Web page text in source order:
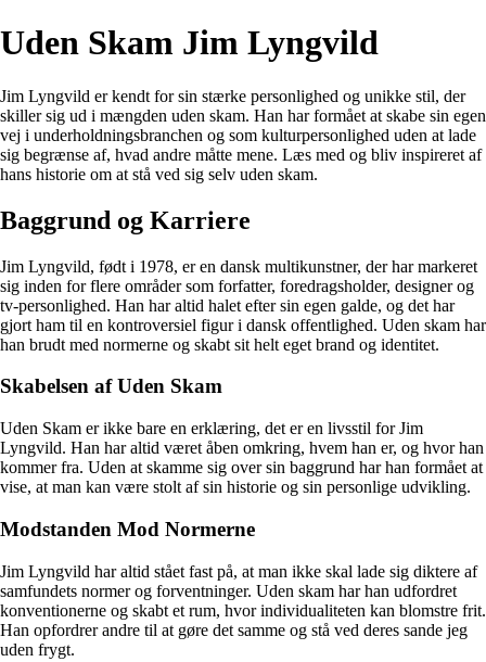
Uden Skam Jim Lyngvild
Jim Lyngvild er kendt for sin stærke personlighed og unikke stil, der
skiller sig ud i mængden uden skam. Han har formået at skabe sin egen
vej i underholdningsbranchen og som kulturpersonlighed uden at lade
sig begrænse af, hvad andre måtte mene. Læs med og bliv inspireret af
hans historie om at stå ved sig selv uden skam.
Baggrund og Karriere
Jim Lyngvild, født i 1978, er en dansk multikunstner, der har markeret
sig inden for flere områder som forfatter, foredragsholder, designer og
tv-personlighed. Han har altid halet efter sin egen galde, og det har
gjort ham til en kontroversiel figur i dansk offentlighed. Uden skam har
han brudt med normerne og skabt sit helt eget brand og identitet.
Skabelsen af Uden Skam
Uden Skam er ikke bare en erklæring, det er en livsstil for Jim
Lyngvild. Han har altid været åben omkring, hvem han er, og hvor han
kommer fra. Uden at skamme sig over sin baggrund har han formået at
vise, at man kan være stolt af sin historie og sin personlige udvikling.
Modstanden Mod Normerne
Jim Lyngvild har altid stået fast på, at man ikke skal lade sig diktere af
samfundets normer og forventninger. Uden skam har han udfordret
konventionerne og skabt et rum, hvor individualiteten kan blomstre frit.
Han opfordrer andre til at gøre det samme og stå ved deres sande jeg
uden frygt.